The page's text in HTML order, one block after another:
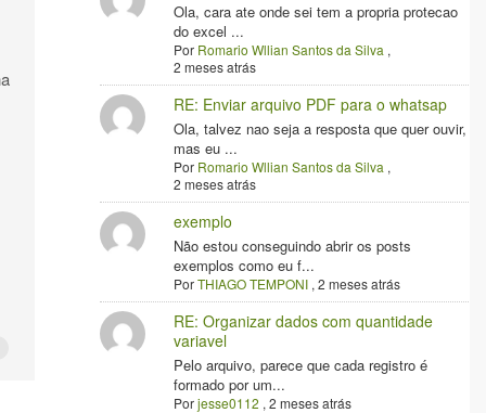
Ola, cara ate onde sei tem a propria protecao
do excel ...
Por Romario Wllian Santos da Silva ,
2 meses atrás
RE: Enviar arquivo PDF para o whatsap
Ola, talvez nao seja a resposta que quer ouvir,
mas eu ...
Por Romario Wllian Santos da Silva ,
2 meses atrás
exemplo
Não estou conseguindo abrir os posts
exemplos como eu f...
PorTHIAGO TEMPONI ,2 meses atrás
RE: Organizar dados com quantidade
variavel
Pelo arquivo, parece que cada registro é
formado por um...
Porjesse0112 ,2 meses atrás